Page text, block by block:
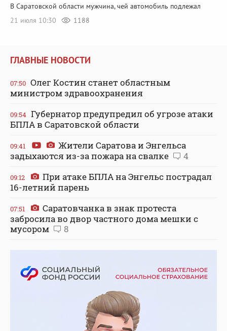
В Саратовской области мужчина, чей автомобиль подлежал
21 июля 10:30
1188
ГЛАВНЫЕ НОВОСТИ
07:50 Олег Костин станет областным
министром здравоохранения
09:54 Губернатор предупредил об угрозе атаки
БПЛА в Саратовской области
09:41
Жители Саратова и Энгельса
задыхаются из-за пожара на свалке
4
09:12
При атаке БПЛА на Энгельс пострадал
16-летний парень
07:51
Саратовчанка в знак протеста
забросила во двор частного дома мешки с
мусором
8